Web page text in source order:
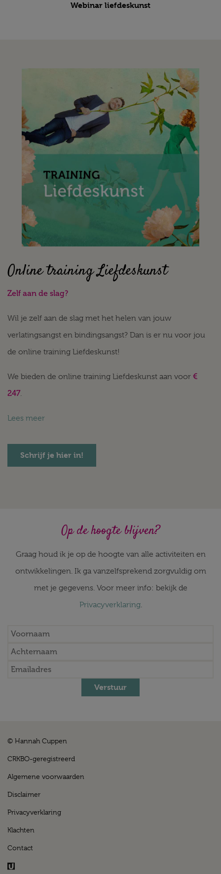
Webinar liefdeskunst
Online training Liefdeskunst
Zelf aan de slag?
Wil je zelf aan de slag met het helen van jouw
verlatingsangst en bindingsangst? Dan is er nu voor jou
de online training Liefdeskunst!
We bieden de online training Liefdeskunst aan voor €
247.
Lees meer
Schrijf je hier in!
Op de hoogte blijven?
Graag houd ik je op de hoogte van alle activiteiten en
ontwikkelingen. Ik ga vanzelfsprekend zorgvuldig om
met je gegevens. Voor meer info: bekijk de
Privacyverklaring.
Verstuur
© Hannah Cuppen
CRKBO-geregistreerd
Algemene voorwaarden
Disclaimer
Privacyverklaring
Klachten
Contact